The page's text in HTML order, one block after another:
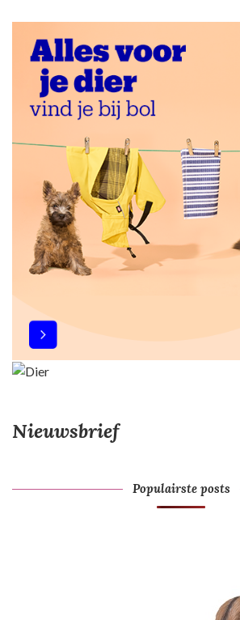
Nieuwsbrief
Populairste posts